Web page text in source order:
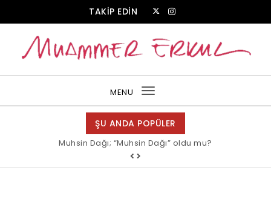
TAKİP EDİN
MENU
Toggle
navigation
ŞU ANDA POPÜLER
Muhsin Dağı; “Muhsin Dağı” oldu mu?